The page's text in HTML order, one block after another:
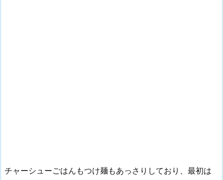
チャーシューごはんもつけ麺もあっさりしており、最初は